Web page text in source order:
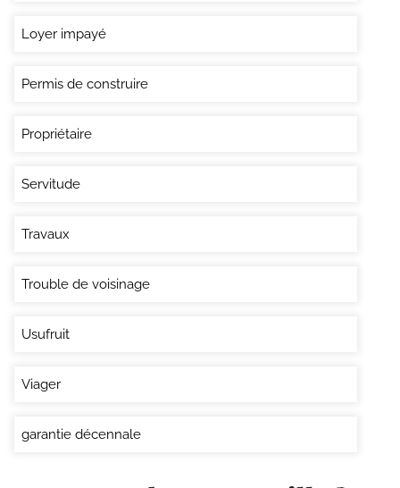
Loyer impayé
Permis de construire
Propriétaire
Servitude
Travaux
Trouble de voisinage
Usufruit
Viager
garantie décennale